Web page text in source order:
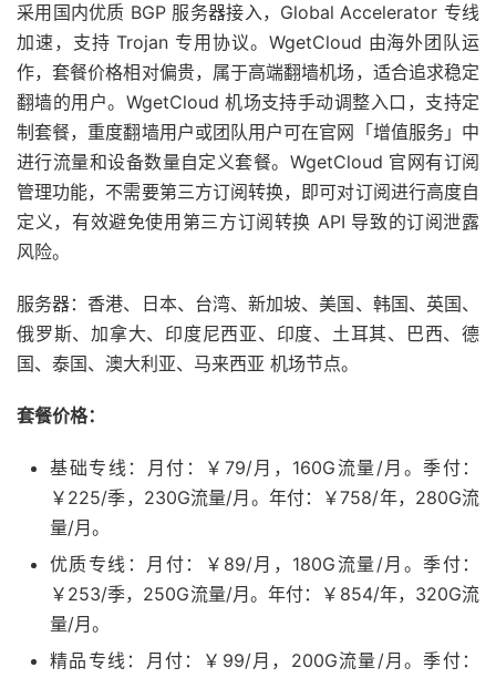
采用国内优质 BGP 服务器接入，Global Accelerator 专线
加速，支持 Trojan 专用协议。WgetCloud 由海外团队运
作，套餐价格相对偏贵，属于高端翻墙机场，适合追求稳定
翻墙的用户。WgetCloud 机场支持手动调整入口，支持定
制套餐，重度翻墙用户或团队用户可在官网「增值服务」中
进行流量和设备数量自定义套餐。WgetCloud 官网有订阅
管理功能，不需要第三方订阅转换，即可对订阅进行高度自
定义，有效避免使用第三方订阅转换 API 导致的订阅泄露
风险。
服务器：香港、日本、台湾、新加坡、美国、韩国、英国、
俄罗斯、加拿大、印度尼西亚、印度、土耳其、巴西、德
国、泰国、澳大利亚、马来西亚 机场节点。
套餐价格：
基础专线：月付：￥79/月，160G流量/月。季付：
￥225/季，230G流量/月。年付：￥758/年，280G流
量/月。
优质专线：月付：￥89/月，180G流量/月。季付：
￥253/季，250G流量/月。年付：￥854/年，320G流
量/月。
精品专线：月付：￥99/月，200G流量/月。季付：